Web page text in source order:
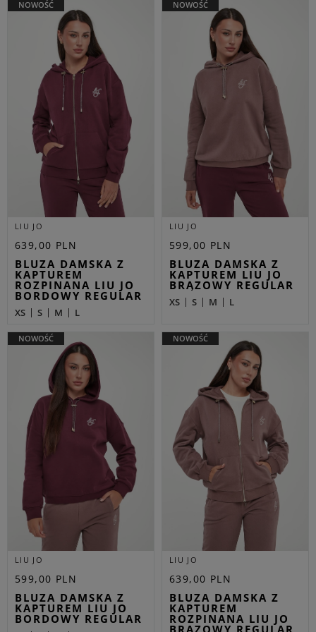
NOWOŚĆ
LIU JO
639,00 PLN
BLUZA DAMSKA Z
KAPTUREM
ROZPINANA LIU JO
BORDOWY REGULAR
XS S M L
NOWOŚĆ
LIU JO
599,00 PLN
BLUZA DAMSKA Z
KAPTUREM LIU JO
BRĄZOWY REGULAR
XS S M L
NOWOŚĆ
LIU JO
599,00 PLN
BLUZA DAMSKA Z
KAPTUREM LIU JO
BORDOWY REGULAR
NOWOŚĆ
LIU JO
639,00 PLN
BLUZA DAMSKA Z
KAPTUREM
ROZPINANA LIU JO